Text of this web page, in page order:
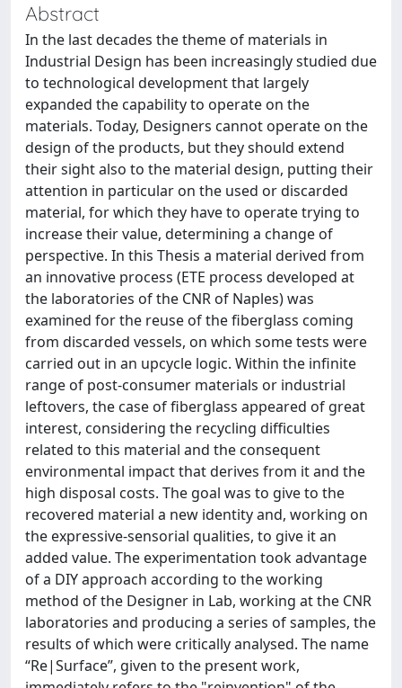
Abstract
In the last decades the theme of materials in
Industrial Design has been increasingly studied due
to technological development that largely
expanded the capability to operate on the
materials. Today, Designers cannot operate on the
design of the products, but they should extend
their sight also to the material design, putting their
attention in particular on the used or discarded
material, for which they have to operate trying to
increase their value, determining a change of
perspective. In this Thesis a material derived from
an innovative process (ETE process developed at
the laboratories of the CNR of Naples) was
examined for the reuse of the fiberglass coming
from discarded vessels, on which some tests were
carried out in an upcycle logic. Within the infinite
range of post-consumer materials or industrial
leftovers, the case of fiberglass appeared of great
interest, considering the recycling difficulties
related to this material and the consequent
environmental impact that derives from it and the
high disposal costs. The goal was to give to the
recovered material a new identity and, working on
the expressive-sensorial qualities, to give it an
added value. The experimentation took advantage
of a DIY approach according to the working
method of the Designer in Lab, working at the CNR
laboratories and producing a series of samples, the
results of which were critically analysed. The name
“Re|Surface”, given to the present work,